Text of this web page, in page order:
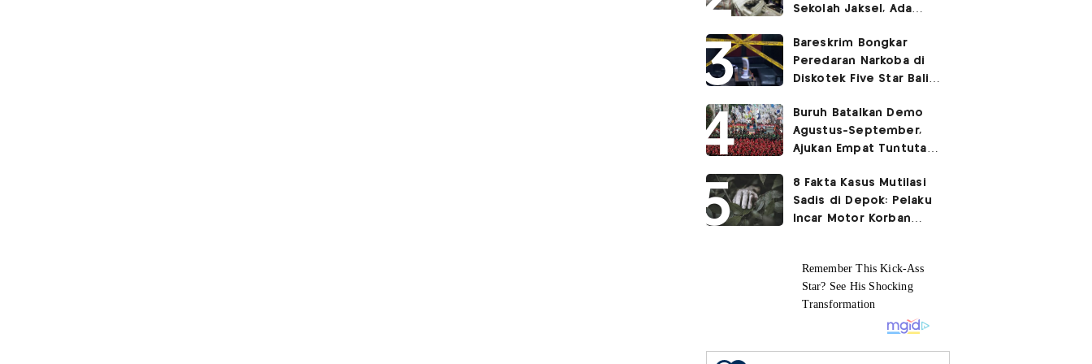
Sekolah Jaksel, Ada
Ruang Bunker
Bareskrim Bongkar
Peredaran Narkoba di
Diskotek Five Star Bali,
Buruh Batalkan Demo
Agustus-September,
Ajukan Empat Tuntutan
8 Fakta Kasus Mutilasi
Sadis di Depok: Pelaku
Incar Motor Korban